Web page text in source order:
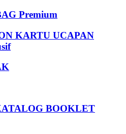
Premium
KARTU UCAPAN
BOOKLET